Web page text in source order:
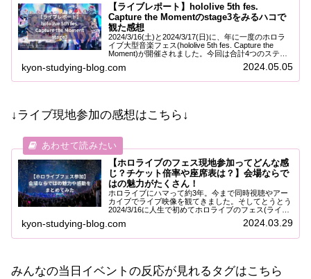
【ライブレポート】hololive 5th fes.
Capture the Momentのstage3をみるハコで
観た感想
2024/3/16(土)と2024/3/17(日)に、年に一度のホロラ
イブ大型音楽フェス(hololive 5th fes. Capture the
Moment)が開催されました。今回は合計4つのステー
kyon-studying-blog.com 2024.05.05
↓ライブ現地参加の感想はこちら↓
【ホロライブのフェス現地参加ってどんな感
じ？チケット倍率や座席表は？】会場ならで
はの魅力がたくさん！
ホロライブにハマって約3年。今まで同時視聴やアー
カイブでライブ映像を観てきました。そしてとうとう
2024/3/16に人生で初めてホロライブのフェス(ライブ)
に現地参加しました。今まで画面越しに見ていたホロ
ライブですが、会場でライブに参加して...
kyon-studying-blog.com 2024.03.29
みんなの当日イベントの反応が見れるタグはこちら